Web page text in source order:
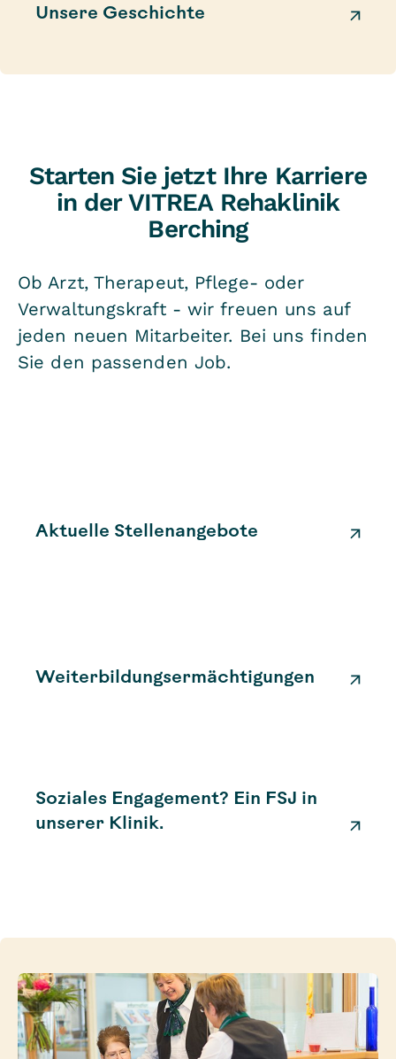
Unsere Geschichte
Starten Sie jetzt Ihre Karriere
in der VITREA Rehaklinik
Berching
Ob Arzt, Therapeut, Pflege- oder
Verwaltungskraft - wir freuen uns auf
jeden neuen Mitarbeiter. Bei uns finden
Sie den passenden Job.
Aktuelle Stellenangebote
Weiterbildungsermächtigungen
Soziales Engagement? Ein FSJ in
unserer Klinik.